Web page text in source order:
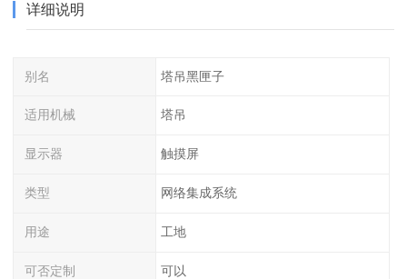
详细说明
别名 塔吊黑匣子
适用机械 塔吊
显示器 触摸屏
类型 网络集成系统
用途 工地
可否定制 可以